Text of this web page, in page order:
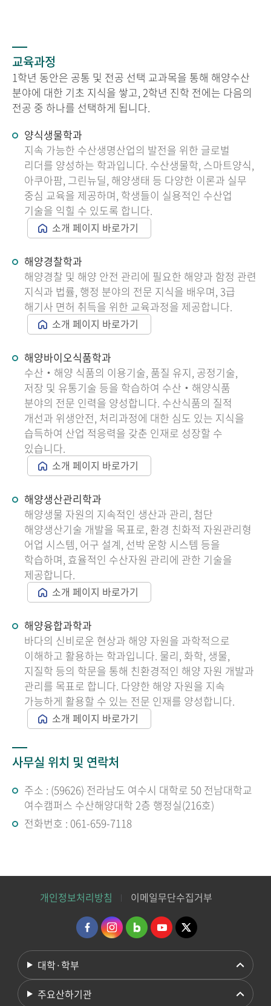
교육과정
1학년 동안은 공통 및 전공 선택 교과목을 통해 해양수산
분야에 대한 기초 지식을 쌓고, 2학년 진학 전에는 다음의
전공 중 하나를 선택하게 됩니다.
양식생물학과
지속 가능한 수산생명산업의 발전을 위한 글로벌
리더를 양성하는 학과입니다. 수산생물학, 스마트양식,
아쿠아팜, 그린뉴딜, 해양생태 등 다양한 이론과 실무
중심 교육을 제공하며, 학생들이 실용적인 수산업
기술을 익힐 수 있도록 합니다.
소개 페이지 바로가기
해양경찰학과
해양경찰 및 해양 안전 관리에 필요한 해양과 함정 관련
지식과 법률, 행정 분야의 전문 지식을 배우며, 3급
해기사 면허 취득을 위한 교육과정을 제공합니다.
소개 페이지 바로가기
해양바이오식품학과
수산‧해양 식품의 이용기술, 품질 유지, 공정기술,
저장 및 유통기술 등을 학습하여 수산‧해양식품
분야의 전문 인력을 양성합니다. 수산식품의 질적
개선과 위생안전, 처리과정에 대한 심도 있는 지식을
습득하여 산업 적응력을 갖춘 인재로 성장할 수
있습니다.
소개 페이지 바로가기
해양생산관리학과
해양생물 자원의 지속적인 생산과 관리, 첨단
해양생산기술 개발을 목표로, 환경 친화적 자원관리형
어업 시스템, 어구 설계, 선박 운항 시스템 등을
학습하며, 효율적인 수산자원 관리에 관한 기술을
제공합니다.
소개 페이지 바로가기
해양융합과학과
바다의 신비로운 현상과 해양 자원을 과학적으로
이해하고 활용하는 학과입니다. 물리, 화학, 생물,
지질학 등의 학문을 통해 친환경적인 해양 자원 개발과
관리를 목표로 합니다. 다양한 해양 자원을 지속
가능하게 활용할 수 있는 전문 인재를 양성합니다.
소개 페이지 바로가기
사무실 위치 및 연락처
주소 : (59626) 전라남도 여수시 대학로 50 전남대학교
여수캠퍼스 수산해양대학 2층 행정실(216호)
전화번호 : 061-659-7118
개인정보처리방침 이메일무단수집거부
대학·학부
주요산하기관